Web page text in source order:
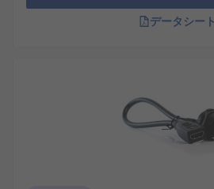
データシート